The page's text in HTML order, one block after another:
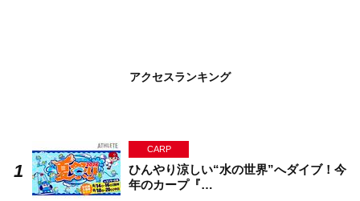
アクセスランキング
CARP
ひんやり涼しい“水の世界”へダイブ！今
年のカープ『…